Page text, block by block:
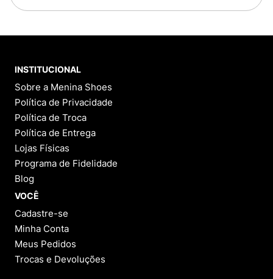
INSTITUCIONAL
Sobre a Menina Shoes
Política de Privacidade
Política de Troca
Política de Entrega
Lojas Físicas
Programa de Fidelidade
Blog
VOCÊ
Cadastre-se
Minha Conta
Meus Pedidos
Trocas e Devoluções